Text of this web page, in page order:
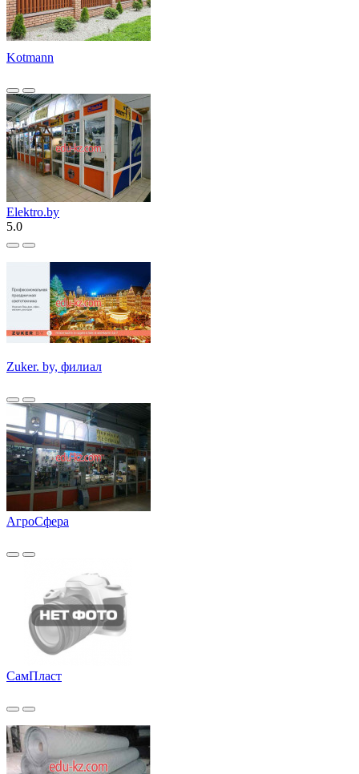
Kotmann
Elektro.by
5.0
Zuker. by, филиал
АгроСфера
СамПласт